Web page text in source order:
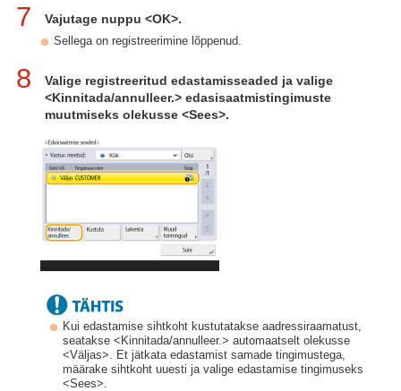
7 Vajutage nuppu <OK>.
Sellega on registreerimine lõppenud.
8
Valige registreeritud edastamisseaded ja valige
<Kinnitada/annulleer.> edasisaatmistingimuste
muutmiseks olekusse <Sees>.
Kui edastamise sihtkoht kustutatakse aadressiraamatust,
seatakse <Kinnitada/annulleer.> automaatselt olekusse
<Väljas>. Et jätkata edastamist samade tingimustega,
määrake sihtkoht uuesti ja valige edastamise tingimuseks
<Sees>.